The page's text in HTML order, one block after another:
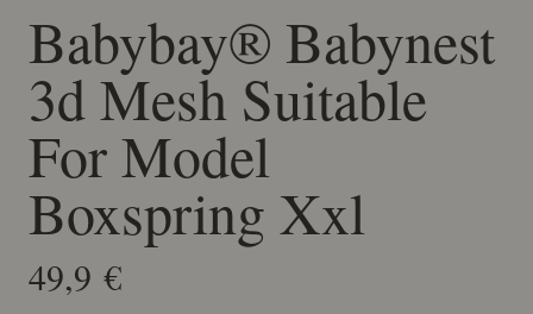
Babybay® Babynest
3d Mesh Suitable
For Model
Boxspring Xxl
49,9 €